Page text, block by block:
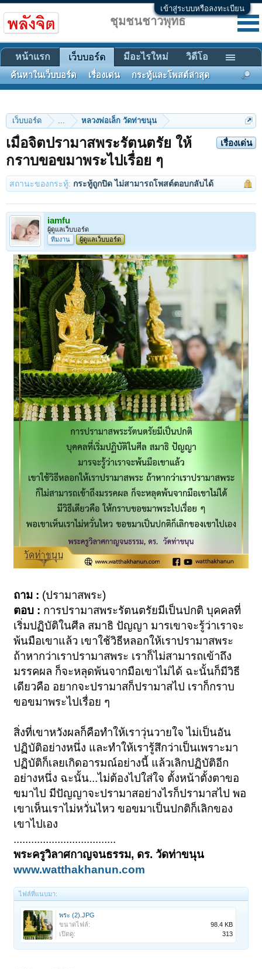
เข้าสู่ระบบหรือลงทะเบียน
เว็บบอร์ด ... หลวงพ่อเล็ก วัดท่าขนุน
เรื่องเด่น
เมื่อจิตปรามาสพระรัตนตรัย ให้
กราบขอขมาพระไปเรื่อย ๆ
สถานะของกระทู้: กระทู้ถูกปิด ไม่สามารถโพสต์ตอบกลับได้
iamfu
ผู้ดูแลเว็บบอร์ด
ทีมงาน
ผู้ดูแลเว็บบอร์ด
ถาม : (ปรามาสพระ)
ตอบ : การปรามาสพระรัตนตรัยมีเป็นปกติ บุคคลที่
เริ่มปฏิบัติในศีล สมาธิ ปัญญา มารเขาจะรู้ว่าเราจะ
พ้นมือเขาแล้ว เขาใช้วิธีหลอกให้เราปรามาสพระ
ถ้าหากว่าเราปรามาสพระ เราก็ไม่สามารถเข้าถึง
มรรคผล ก็จะหลุดพ้นจากมือเขาไม่ได้ ฉะนั้นก็มีวิธี
เดียวคือ อยากจะปรามาสก็ปรามาสไป เราก็กราบ
ขอขมาพระไปเรื่อย ๆ
สิ่งที่เขาหวังผลก็คือทำให้เราวุ่นวายใจ ไม่เป็นอัน
ปฏิบัติอย่างหนึ่ง และทำให้เรารู้สึกว่าเป็นเพราะมา
ปฏิบัติก็เลยเกิดอารมณ์อย่างนี้ แล้วเลิกปฏิบัติอีก
อย่างหนึ่ง ฉะนั้น...ไม่ต้องไปใส่ใจ ตั้งหน้าตั้งตาขอ
ขมาไป มีปัญญาจะปรามาสอย่างไรก็ปรามาสไป พอ
เขาเห็นเราไม่หวั่นไหว ขอขมาเป็นปกติก็เลิกของ
เขาไปเอง
...................................
พระครูวิลาศกาญจนธรรม, ดร. วัดท่าขนุน
www.watthakhanun.com
ไฟล์ที่แนบมา:
พระ (2).JPG
ขนาดไฟล์:
98.4 KB
เปิดดู:
313
ชุมชนชาวพุทธ
หน้าแรก เว็บบอร์ด
ค้นหาในเว็บบอร์ด เรื่องเด่น กระทู้และโพสต์ล่าสุด
มีอะไรใหม่ วิดีโอ